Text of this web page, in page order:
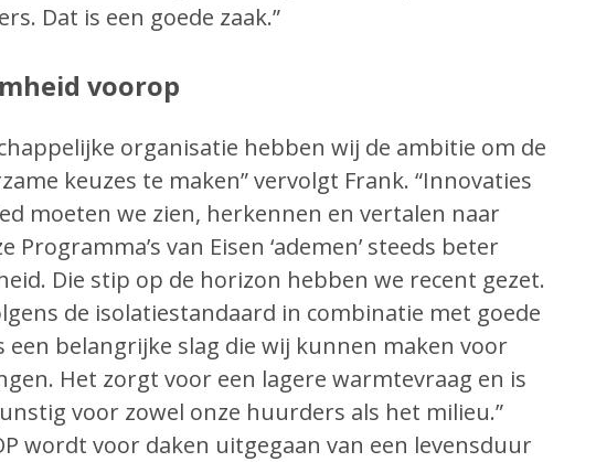
Dat is een goede zaak.”
voorop
organisatie hebben wij de ambitie om de
keuzes te maken” vervolgt Frank. “Innovaties
moeten we zien, herkennen en vertalen naar
Programma’s van Eisen ‘ademen’ steeds beter
Die stip op de horizon hebben we recent gezet.
de isolatiestandaard in combinatie met goede
een belangrijke slag die wij kunnen maken voor
Het zorgt voor een lagere warmtevraag en is
voor zowel onze huurders als het milieu.”
wordt voor daken uitgegaan van een levensduur